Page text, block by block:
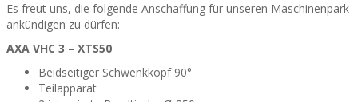
Es freut uns, die folgende Anschaffung für unseren Maschinenpark
ankündigen zu dürfen:
AXA VHC 3 – XTS50
Beidseitiger Schwenkkopf 90°
Teilapparat